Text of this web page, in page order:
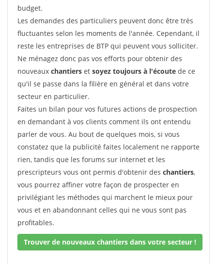
budget.
Les demandes des particuliers peuvent donc être très
fluctuantes selon les moments de l'année. Cependant, il
reste les entreprises de BTP qui peuvent vous solliciter.
Ne ménagez donc pas vos efforts pour obtenir des
nouveaux chantiers et soyez toujours à l'écoute de ce
qu'il se passe dans la filière en général et dans votre
secteur en particulier.
Faites un bilan pour vos futures actions de prospection
en demandant à vos clients comment ils ont entendu
parler de vous. Au bout de quelques mois, si vous
constatez que la publicité faites localement ne rapporte
rien, tandis que les forums sur internet et les
prescripteurs vous ont permis d'obtenir des chantiers,
vous pourrez affiner votre façon de prospecter en
privilégiant les méthodes qui marchent le mieux pour
vous et en abandonnant celles qui ne vous sont pas
profitables.
Trouver de nouveaux chantiers dans votre secteur !